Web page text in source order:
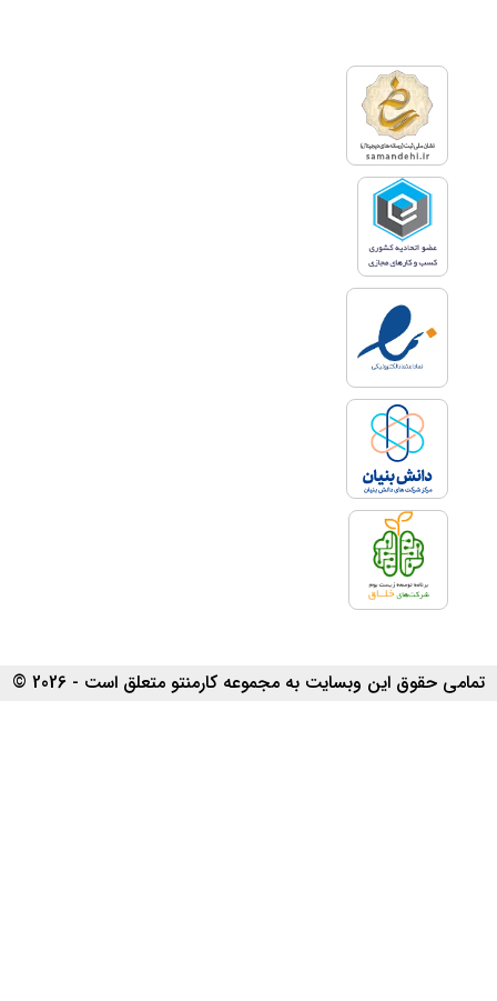
تمامی حقوق این وبسایت به مجموعه کارمنتو متعلق است - 2026 ©